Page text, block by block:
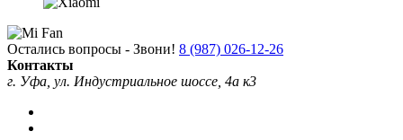
Остались вопросы - Звони! 8 (987) 026-12-26
Контакты
г. Уфа, ул. Индустриальное шоссе, 4а к3